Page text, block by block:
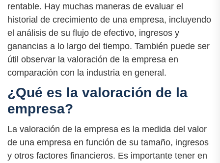
rentable. Hay muchas maneras de evaluar el
historial de crecimiento de una empresa, incluyendo
el análisis de su flujo de efectivo, ingresos y
ganancias a lo largo del tiempo. También puede ser
útil observar la valoración de la empresa en
comparación con la industria en general.
¿Qué es la valoración de la
empresa?
La valoración de la empresa es la medida del valor
de una empresa en función de su tamaño, ingresos
y otros factores financieros. Es importante tener en